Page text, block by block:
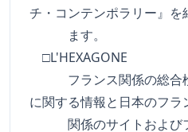
チ・コンテンポラリー』を
ます。
□L'HEXAGONE
フランス関係の総合検
に関する情報と日本のフラ
関係のサイトおよびフ